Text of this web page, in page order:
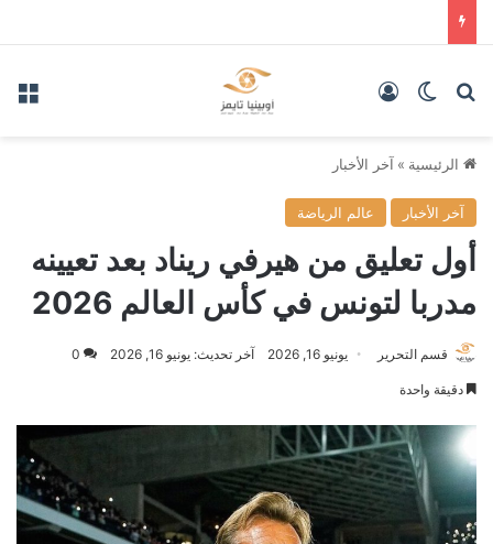
بحث عنالوضع المظلم
الرئيسية » آخر الأخبار
آخر الأخبار عالم الرياضة
أول تعليق من هيرفي ريناد بعد تعيينه
مدربا لتونس في كأس العالم 2026
قسم التحرير يونيو 16, 2026 آخر تحديث: يونيو 16, 2026 0
دقيقة واحدة